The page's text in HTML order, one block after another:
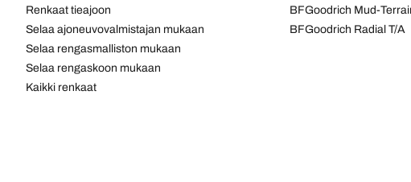
Renkaat tieajoon
Selaa ajoneuvovalmistajan mukaan
Selaa rengasmalliston mukaan
Selaa rengaskoon mukaan
Kaikki renkaat
BFGoodrich Mud-
BFGoodrich Radial T/A